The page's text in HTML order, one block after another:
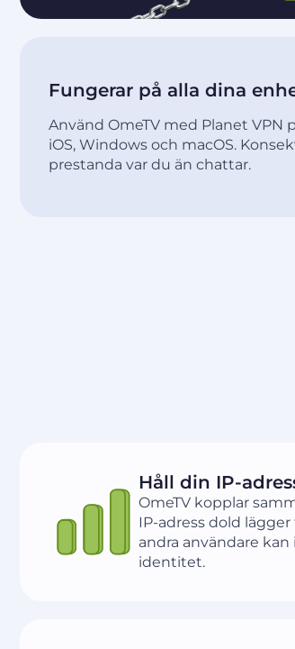
Fungerar på alla dina
Använd OmeTV med Planet VPN
iOS, Windows och macOS.
prestanda var du än chattar.
Håll din IP-
OmeTV kopplar
IP-adress dold
andra användare
identitet.